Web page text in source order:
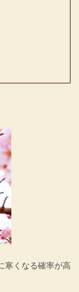
寒くなる確率が高